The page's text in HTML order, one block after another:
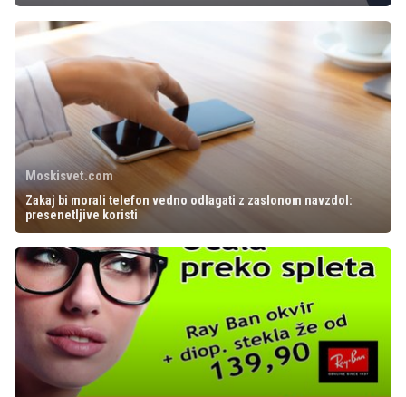
Moskisvet.com
Zakaj bi morali telefon vedno odlagati z zaslonom navzdol:
presenetljive koristi